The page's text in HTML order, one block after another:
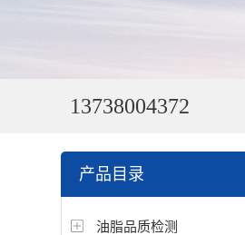
13738004372
产品目录
油脂品质检测